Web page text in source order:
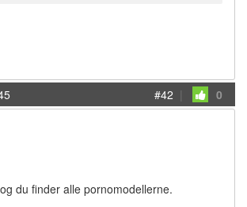
#42 | 0
du finder alle pornomodellerne.